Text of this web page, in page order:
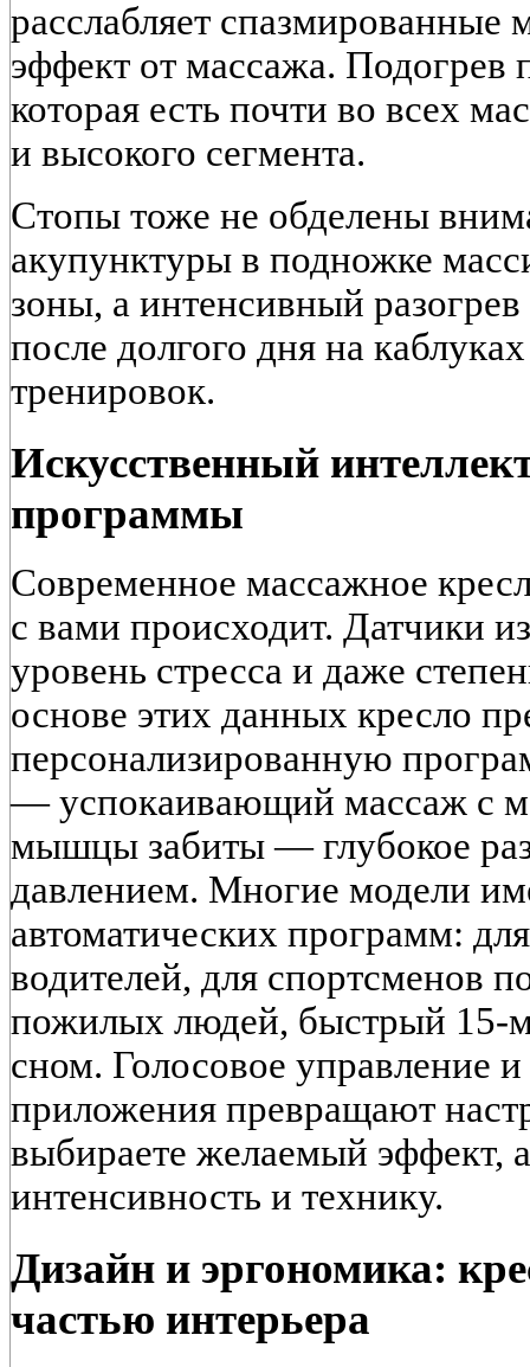
расслабляет
эффект от массажа.
которая есть почти во всех
и высокого сегмента.
Стопы тоже не обделены
акупунктуры в подножке
зоны, а интенсивный
после долгого дня на
тренировок.
Искусственный
программы
Современное массажное
с вами происходит. Датчики
уровень стресса и даже
основе этих данных кресло
персонализированную
— успокаивающий массаж с
мышцы забиты — глубокое
давлением. Многие модели
автоматических программ:
водителей, для спортсменов
пожилых людей, быстрый 15-
сном. Голосовое управление
приложения превращают
выбираете желаемый эффект,
интенсивность и технику.
Дизайн и эргономика:
частью интерьера